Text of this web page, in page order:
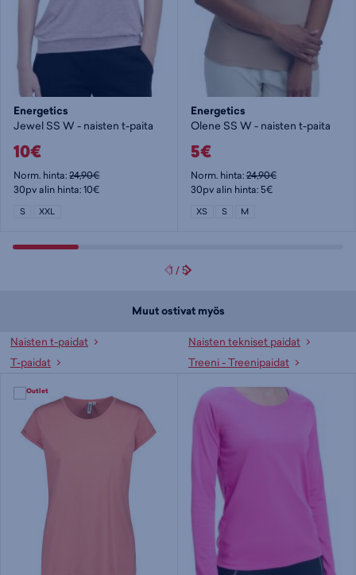
Energetics
Jewel SS W - naisten t-paita
10€
Norm. hinta:24,90€
30pv alin hinta: 10€
S XXL
Energetics
Olene SS W - naisten t-paita
5€
Norm. hinta:24,90€
30pv alin hinta: 5€
XS S M
1 /5
Muut ostivat myös
Naisten t-paidat
Naisten tekniset paidat
T-paidat
Treeni - Treenipaidat